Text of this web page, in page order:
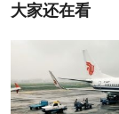
大家还在看